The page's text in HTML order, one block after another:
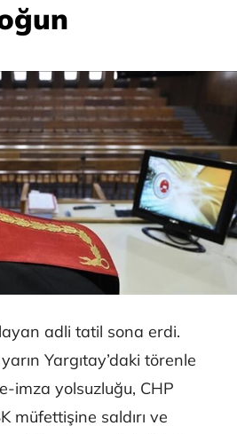
adli tatil sona erdi.
Yargıtay’daki törenle
imza yolsuzluğu, CHP
müfettişine saldırı ve